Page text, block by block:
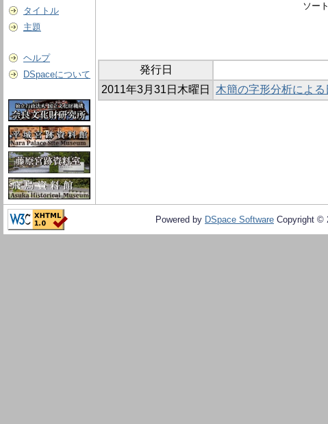
タイトル
主題
ヘルプ
DSpaceについて
ソー
発行日
2011年3月31日木曜日
木簡の字形分析によ
Powered by DSpace Software Copyright ©